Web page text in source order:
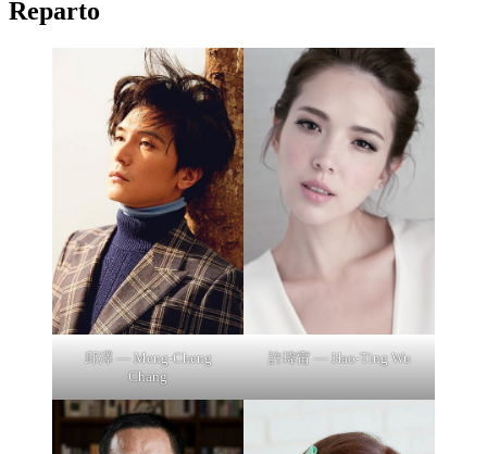
Reparto
邱澤 — Meng-Cheng
Chang
許瑋甯 — Hao-Ting Wu